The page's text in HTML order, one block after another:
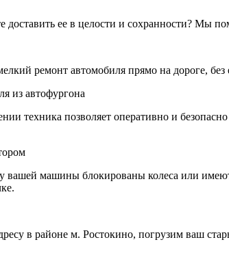
ее в целости и сохранности? Мы
ремонт автомобиля прямо на дороге,
из автофургона
техника позволяет оперативно и
машины блокированы колеса или
в районе м. Ростокино, погрузим ваш